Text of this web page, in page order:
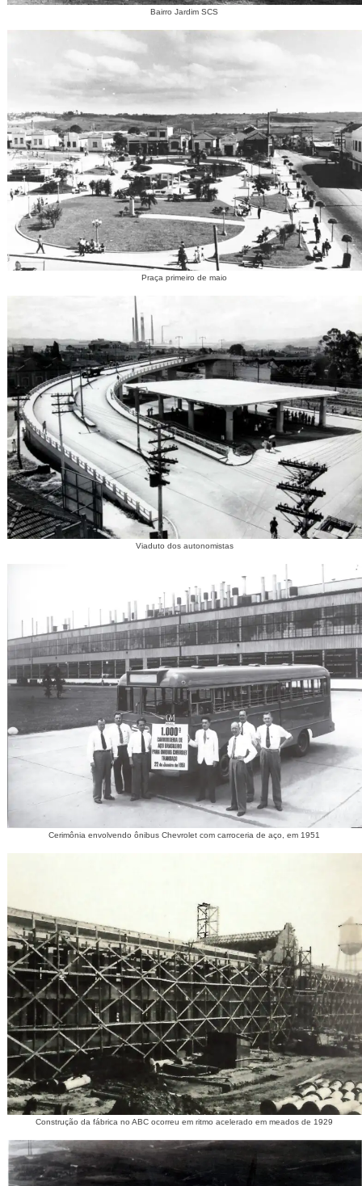
Bairro Jardim SCS
Praça primeiro de maio
Viaduto dos autonomistas
Cerimônia envolvendo ônibus Chevrolet com carroceria de aço, em 1951
Construção da fábrica no ABC ocorreu em ritmo acelerado em meados de 1929